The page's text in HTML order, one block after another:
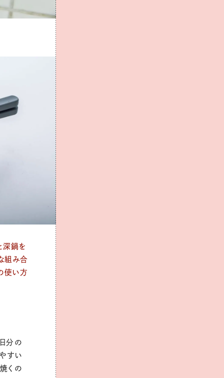
深鍋を
組み合
使い方
分の
すい
くの